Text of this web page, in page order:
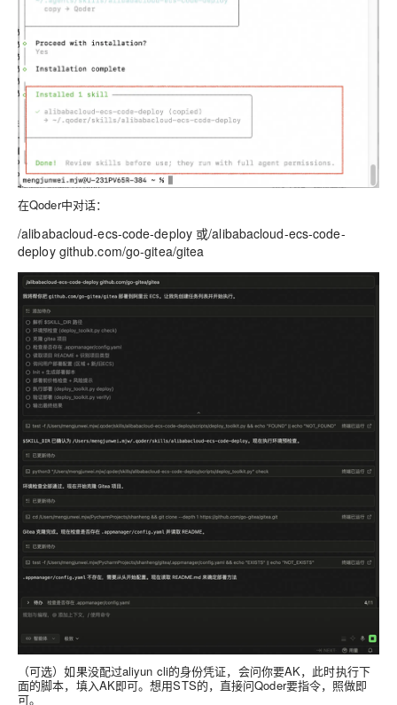
在Qoder中对话：
/alibabacloud-ecs-code-deploy 或/alibabacloud-ecs-code-
deploy github.com/go-gitea/gitea
（可选）如果没配过aliyun cli的身份凭证，会问你要AK，此时执行下
面的脚本，填入AK即可。想用STS的，直接问Qoder要指令，照做即
可。